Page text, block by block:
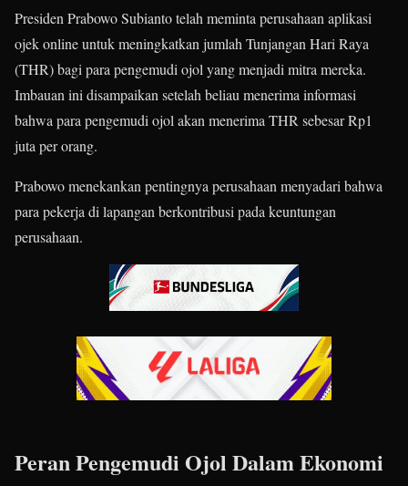
Presiden Prabowo Subianto telah meminta perusahaan aplikasi
ojek online untuk meningkatkan jumlah Tunjangan Hari Raya
(THR) bagi para pengemudi ojol yang menjadi mitra mereka.
Imbauan ini disampaikan setelah beliau menerima informasi
bahwa para pengemudi ojol akan menerima THR sebesar Rp1
juta per orang.
Prabowo menekankan pentingnya perusahaan menyadari bahwa
para pekerja di lapangan berkontribusi pada keuntungan
perusahaan.
Peran Pengemudi Ojol Dalam Ekonomi